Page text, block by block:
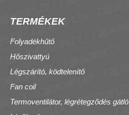
TERMÉKEK
Folyadékhűtő
Hőszivattyú
Légszárító, ködtelenítő
Fan coil
Termoventilátor, légrétegződés gátló